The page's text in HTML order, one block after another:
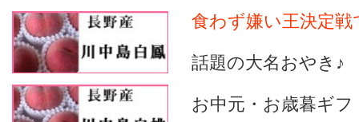
食わず嫌い王決定
話題の大名おやき♪
お中元・お歳暮ギ